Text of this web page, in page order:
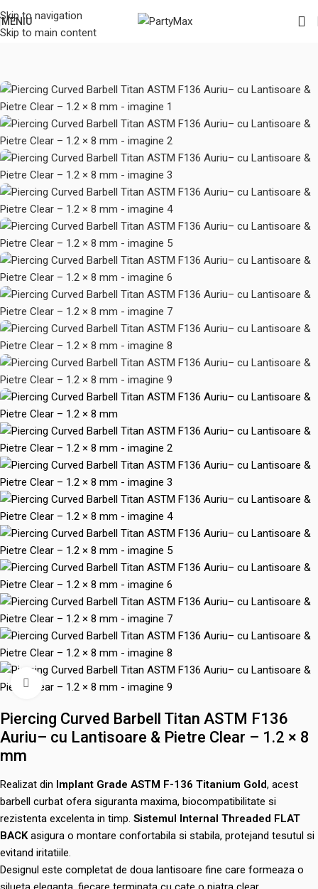
Skip to navigation
Skip to main content
MENIU
Prima pagină /Bijuterii & Piercinguri
Mărește poza
Piercing Curved Barbell Titan ASTM F136
Auriu– cu Lantisoare & Pietre Clear – 1.2 × 8
mm
Realizat din Implant Grade ASTM F-136 Titanium Gold, acest
barbell curbat ofera siguranta maxima, biocompatibilitate si
rezistenta excelenta in timp. Sistemul Internal Threaded FLAT
BACKasigura o montare confortabila si stabila, protejand tesutul si
evitand iritatiile.
Designul este completat de doua lantisoare fine care formeaza o